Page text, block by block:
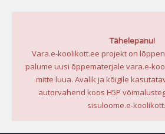
Tähelepanu!
Vara.e-koolikott.ee projekt on
palume uusi õppematerjale vara.e-
mitte luua. Avalik ja kõigile
autorvahend koos H5P
sisuloome.e-